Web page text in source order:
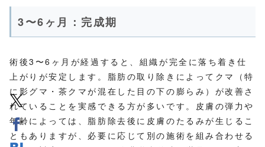
3〜6ヶ月：完成期
術後3〜6ヶ月が経過すると、組織が完全に落ち着き仕
上がりが安定します。脂肪の取り除きによってクマ（特
に影グマ・茶クマが混在した目の下の膨らみ）が改善さ
れていることを実感できる方が多いです。皮膚の弾力や
年齢によっては、脂肪除去後に皮膚のたるみが生じるこ
ともありますが、必要に応じて別の施術を組み合わせる